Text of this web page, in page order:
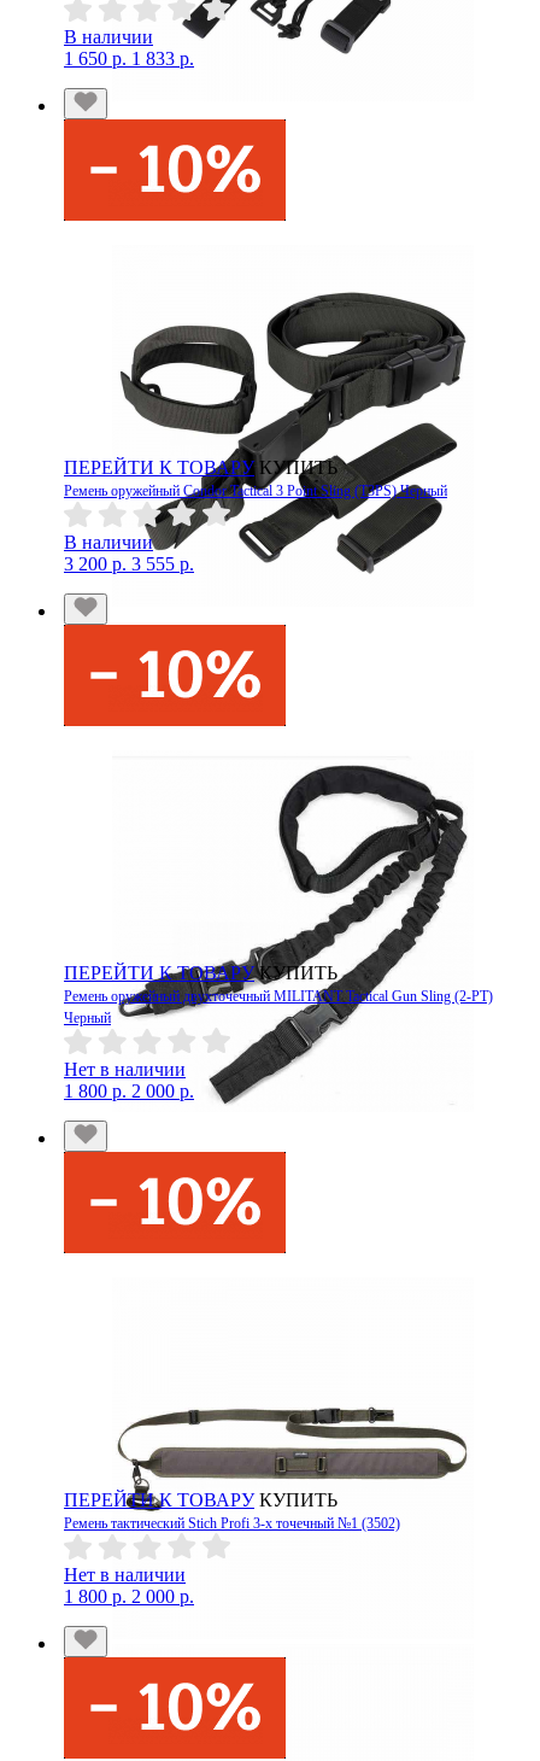
В наличии
1 650 р. 1 833 р.
ПЕРЕЙТИ К ТОВАРУ КУПИТЬ
Ремень оружейный Condor Tactical 3 Point Sling (T3PS) Черный
В наличии
3 200 р. 3 555 р.
ПЕРЕЙТИ К ТОВАРУ КУПИТЬ
Ремень оружейный двухточечный MILITANT Tactical Gun Sling (2-PT)
Черный
Нет в наличии
1 800 р. 2 000 р.
ПЕРЕЙТИ К ТОВАРУ КУПИТЬ
Ремень тактический Stich Profi 3-х точечный №1 (3502)
Нет в наличии
1 800 р. 2 000 р.